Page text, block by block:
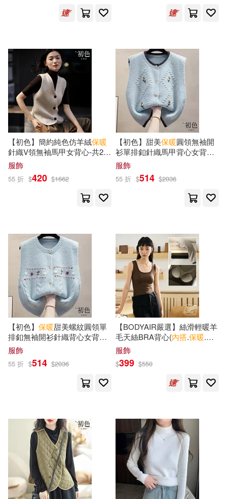
【初色】簡約純色仿羊絨保暖
針織V領無袖馬甲女背心-共2
色-10878(F可選) F 米色
服飾
55 折 $420 $1662
【初色】甜美保暖圓領無袖開
衫單排釦針織馬甲背心女背心-
共4色-39712(F可選) F 淺藍色
服飾
55 折 $514 $2036
【初色】 保暖甜美螺紋圓領單
排釦無袖開衫針織背心女背心-
共4色-39713(F可選) F 淺藍色
服飾
55 折 $514 $2036
【BODYAIR嚴選】絲滑輕暖羊
毛天絲BRA背心(內搭.保暖.一
體成型.CASUAL) M 黑
服飾
$399 $550